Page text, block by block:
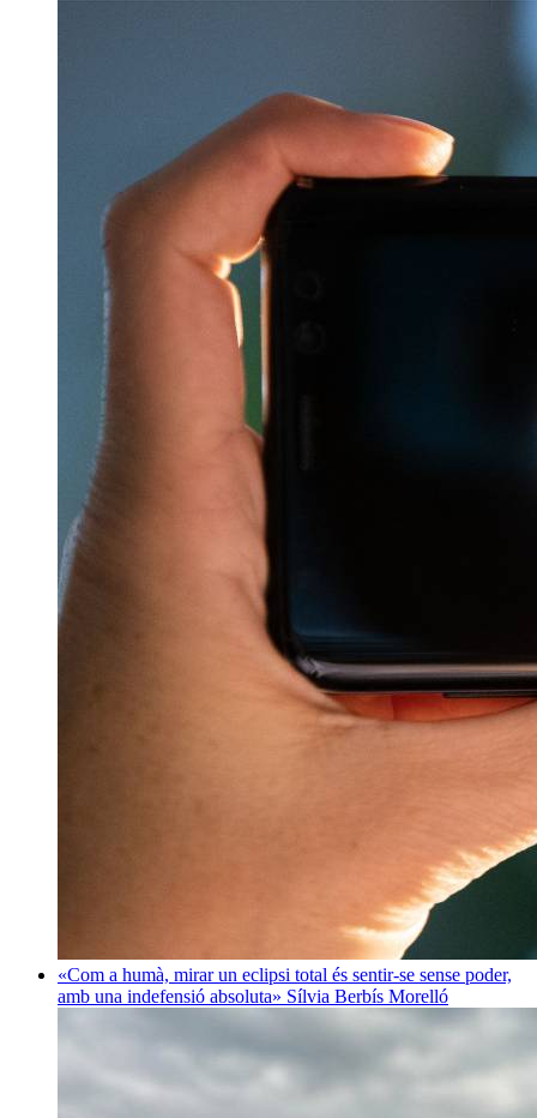
«Com a humà, mirar un eclipsi total és sentir-se sense poder,
amb una indefensió absoluta» Sílvia Berbís Morelló